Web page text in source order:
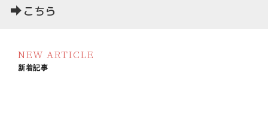
こちら
NEW ARTICLE
新着記事